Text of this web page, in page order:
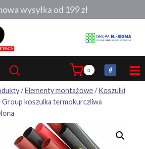
0
/Elementy montażowe/ Koszulki
Group koszulka termokurczliwa
wysyłka od 199 zł